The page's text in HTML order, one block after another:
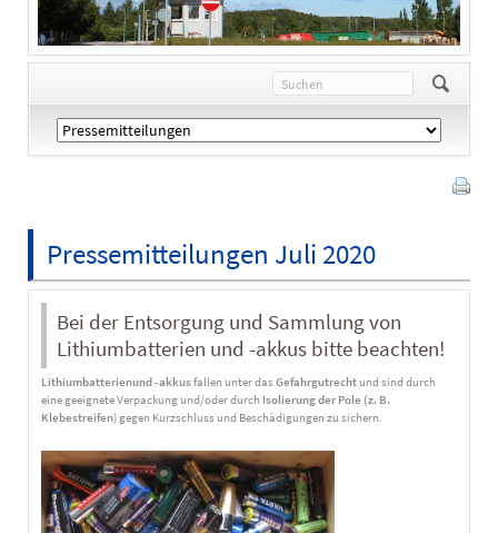
Navigation
überspringen
Pressemitteilungen Juli 2020
Bei der Entsorgung und Sammlung von
Lithiumbatterien und -akkus bitte beachten!
Lithiumbatterienund -akkusfallen unter das Gefahrgutrechtund sind durch
eine geeignete Verpackung und/oder durch Isolierung der Pole (z. B.
Klebestreifen) gegen Kurzschluss und Beschädigungen zu sichern.